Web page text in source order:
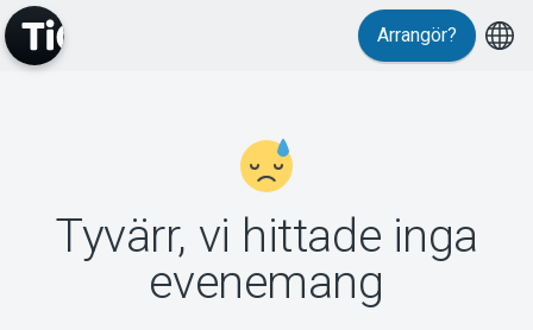
Support
Arrangör?
Tyvärr, vi hittade inga
evenemang